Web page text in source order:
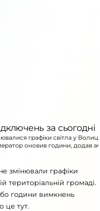
за сьогодні
графіки світла у
оновив години, додав
змінювали графіки
територіальній
години вимкнень
це тут.